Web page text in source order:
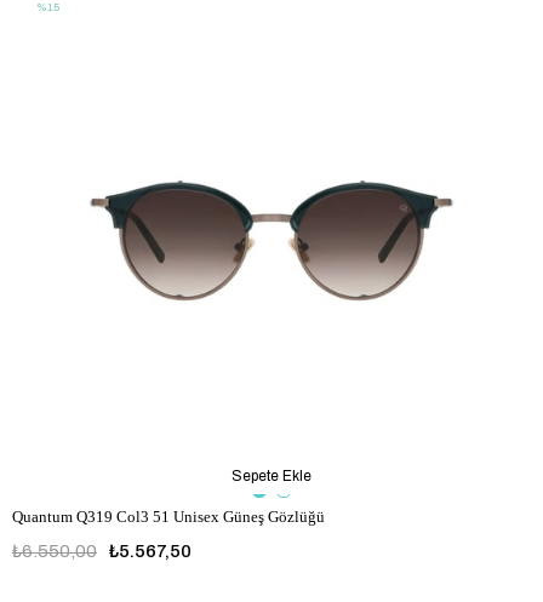
Quantum Q319 Col3 51 Unisex Güneş Gözlüğü
₺5.567,50
₺6.550,00
Sepete Ekle
%15